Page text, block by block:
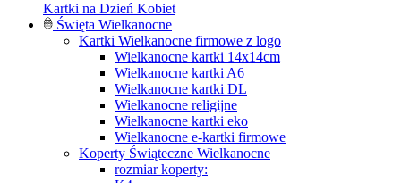
Kartki na Dzień Kobiet
Święta Wielkanocne
Kartki Wielkanocne firmowe z logo
Wielkanocne kartki 14x14cm
Wielkanocne kartki A6
Wielkanocne kartki DL
Wielkanocne religijne
Wielkanocne kartki eko
Wielkanocne e-kartki firmowe
Koperty Świąteczne Wielkanocne
rozmiar koperty: